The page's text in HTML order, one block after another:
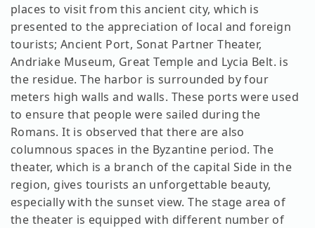
places to visit from this ancient city, which is
presented to the appreciation of local and foreign
tourists; Ancient Port, Sonat Partner Theater,
Andriake Museum, Great Temple and Lycia Belt. is
the residue. The harbor is surrounded by four
meters high walls and walls. These ports were used
to ensure that people were sailed during the
Romans. It is observed that there are also
columnous spaces in the Byzantine period. The
theater, which is a branch of the capital Side in the
region, gives tourists an unforgettable beauty,
especially with the sunset view. The stage area of ​​
the theater is equipped with different number of